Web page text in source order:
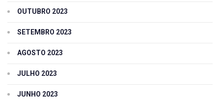
OUTUBRO 2023
SETEMBRO 2023
AGOSTO 2023
JULHO 2023
JUNHO 2023